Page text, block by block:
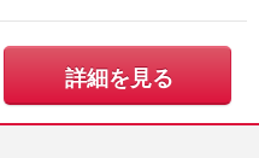
詳細を見る